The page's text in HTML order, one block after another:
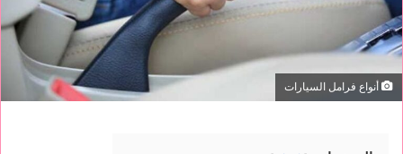
أنواع فرامل السيارات